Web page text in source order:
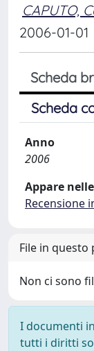
CAPUTO,
2006-01-01
Scheda
Scheda
Anno
2006
Appare
Recensione
File in
Non ci sono
I documenti
tutti i diritti